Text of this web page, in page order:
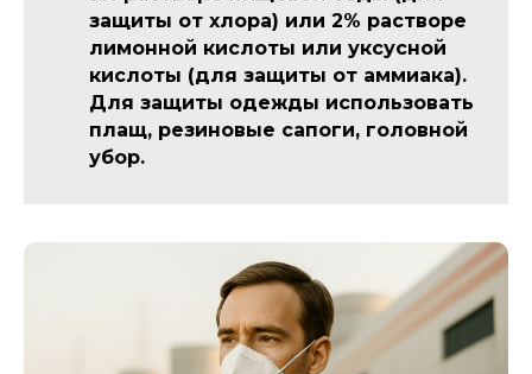
защиты от хлора) или 2% растворе
лимонной кислоты или уксусной
кислоты (для защиты от аммиака).
Для защиты одежды использовать
плащ, резиновые сапоги, головной
убор.